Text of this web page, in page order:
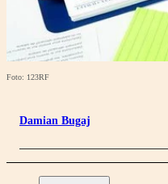
Foto: 123RF
Damian Bugaj